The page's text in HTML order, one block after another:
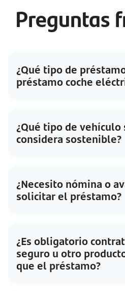
Preguntas
¿Qué tipo de
préstamo coche
¿Qué tipo de vehículo
considera sostenible?
¿Necesito nómina o
solicitar el préstamo?
¿Es obligatorio
seguro u otro
que el préstamo?